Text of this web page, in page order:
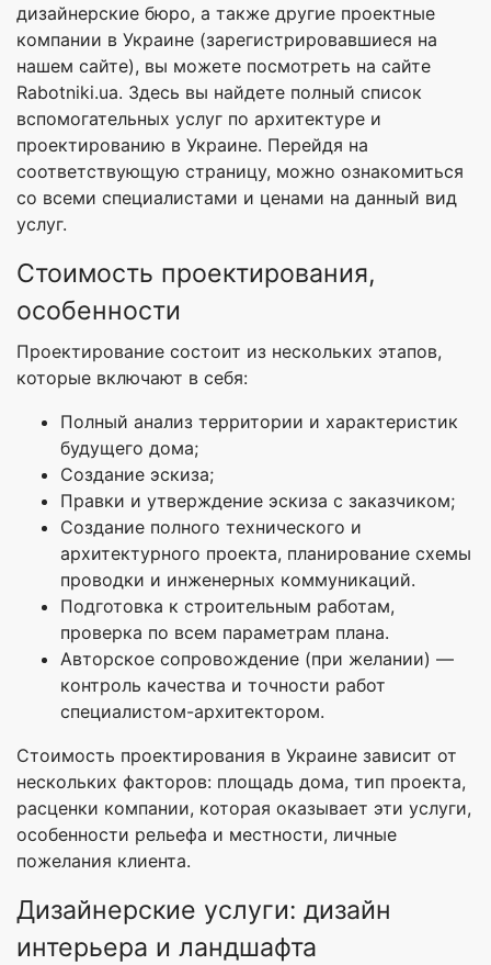
дизайнерские бюро, а также другие проектные
компании в Украине (зарегистрировавшиеся на
нашем сайте), вы можете посмотреть на сайте
Rabotniki.ua. Здесь вы найдете полный список
вспомогательных услуг по архитектуре и
проектированию в Украине. Перейдя на
соответствующую страницу, можно ознакомиться
со всеми специалистами и ценами на данный вид
услуг.
Стоимость проектирования,
особенности
Проектирование состоит из нескольких этапов,
которые включают в себя:
Полный анализ территории и характеристик
будущего дома;
Создание эскиза;
Правки и утверждение эскиза с заказчиком;
Создание полного технического и
архитектурного проекта, планирование схемы
проводки и инженерных коммуникаций.
Подготовка к строительным работам,
проверка по всем параметрам плана.
Авторское сопровождение (при желании) —
контроль качества и точности работ
специалистом-архитектором.
Стоимость проектирования в Украине зависит от
нескольких факторов: площадь дома, тип проекта,
расценки компании, которая оказывает эти услуги,
особенности рельефа и местности, личные
пожелания клиента.
Дизайнерские услуги: дизайн
интерьера и ландшафта